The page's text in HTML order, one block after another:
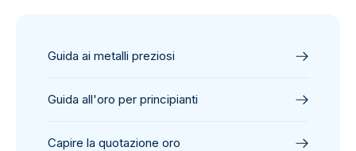
Guida ai metalli preziosi
Guida all'oro per principianti
Capire la quotazione oro